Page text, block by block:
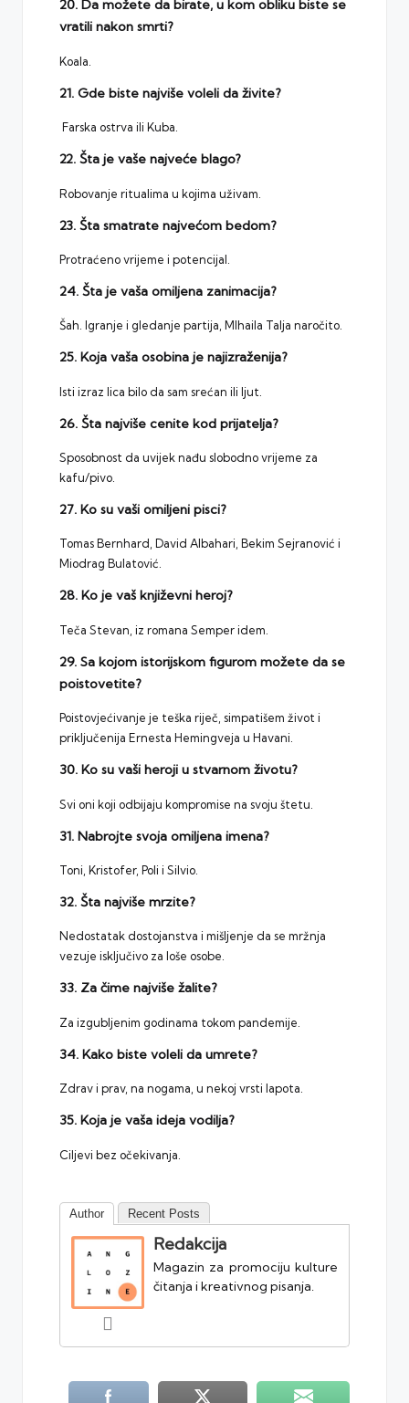
20. Da možete da birate, u kom obliku biste se
vratili nakon smrti?
Koala.
21. Gde biste najviše voleli da živite?
Farska ostrva ili Kuba.
22. Šta je vaše najveće blago?
Robovanje ritualima u kojima uživam.
23. Šta smatrate najvećom bedom?
Protraćeno vrijeme i potencijal.
24. Šta je vaša omiljena zanimacija?
Šah. Igranje i gledanje partija, MIhaila Talja naročito.
25. Koja vaša osobina je najizraženija?
Isti izraz lica bilo da sam srećan ili ljut.
26. Šta najviše cenite kod prijatelja?
Sposobnost da uvijek nađu slobodno vrijeme za
kafu/pivo.
27. Ko su vaši omiljeni pisci?
Tomas Bernhard, David Albahari, Bekim Sejranović i
Miodrag Bulatović.
28. Ko je vaš književni heroj?
Teča Stevan, iz romana Semper idem.
29. Sa kojom istorijskom figurom možete da se
poistovetite?
Poistovjećivanje je teška riječ, simpatišem život i
priključenija Ernesta Hemingveja u Havani.
30. Ko su vaši heroji u stvarnom životu?
Svi oni koji odbijaju kompromise na svoju štetu.
31. Nabrojte svoja omiljena imena?
Toni, Kristofer, Poli i Silvio.
32. Šta najviše mrzite?
Nedostatak dostojanstva i mišljenje da se mržnja
vezuje isključivo za loše osobe.
33. Za čime najviše žalite?
Za izgubljenim godinama tokom pandemije.
34. Kako biste voleli da umrete?
Zdrav i prav, na nogama, u nekoj vrsti lapota.
35. Koja je vaša ideja vodilja?
Ciljevi bez očekivanja.
Author Recent Posts
Redakcija
Magazin za promociju kulture
čitanja i kreativnog pisanja.